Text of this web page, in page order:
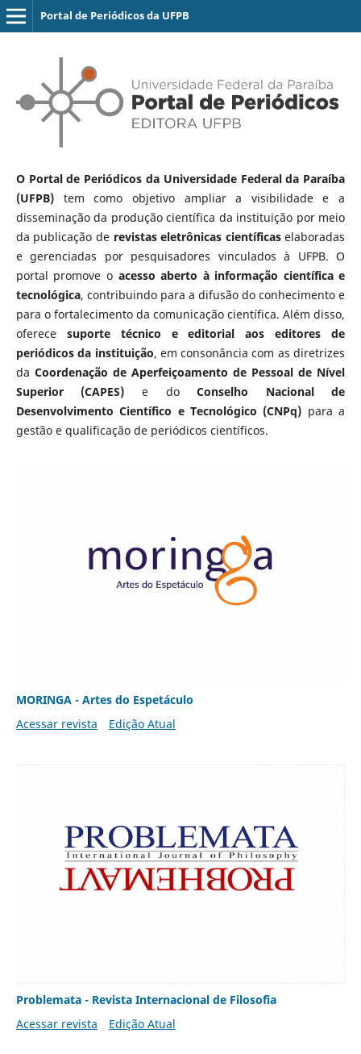
Portal de Periódicos da UFPB
O Portal de Periódicos da Universidade Federal da Paraíba
(UFPB)tem como objetivo ampliar a visibilidade e a
disseminação da produção científica da instituição por meio
da publicação de revistas eletrônicas científicaselaboradas
e gerenciadas por pesquisadores vinculados à UFPB. O
portal promove o acesso aberto à informação científica e
tecnológica, contribuindo para a difusão do conhecimento e
para o fortalecimento da comunicação científica. Além disso,
oferece suporte técnico e editorial aos editores de
periódicos da instituição, em consonância com as diretrizes
da Coordenação de Aperfeiçoamento de Pessoal de Nível
Superior (CAPES) e doConselho Nacional de
Desenvolvimento Científico e Tecnológico (CNPq) para a
gestão e qualificação de periódicos científicos.
MORINGA - Artes do Espetáculo
Acessar revista
Edição Atual
Problemata - Revista Internacional de Filosofia
Acessar revista
Edição Atual